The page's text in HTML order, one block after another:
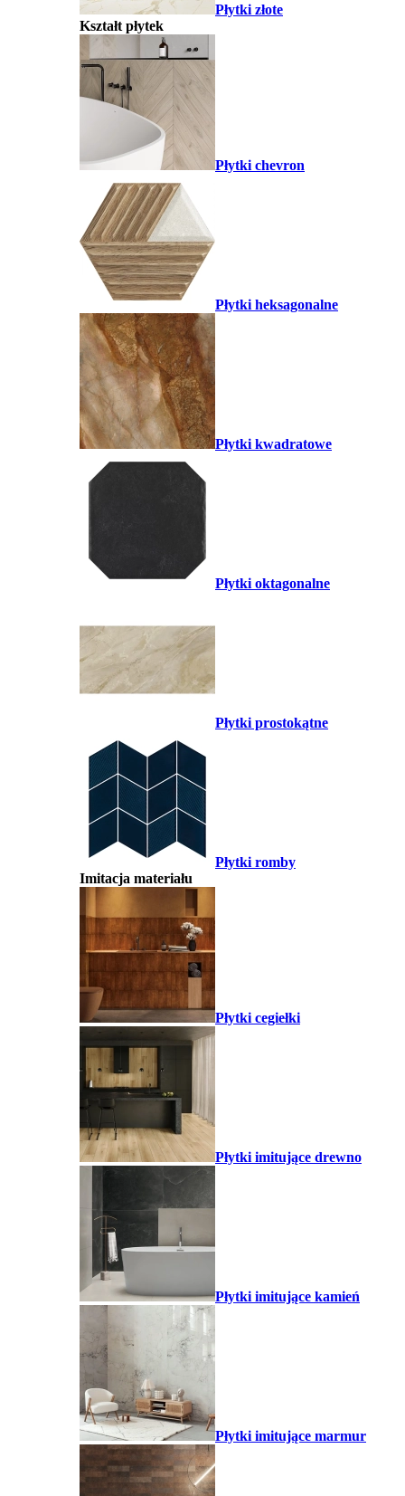
Płytki złote
Kształt płytek
Płytki chevron
Płytki heksagonalne
Płytki kwadratowe
Płytki oktagonalne
Płytki prostokątne
Płytki romby
Imitacja materiału
Płytki cegiełki
Płytki imitujące drewno
Płytki imitujące kamień
Płytki imitujące marmur